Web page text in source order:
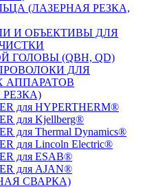
(ЛАЗЕРНАЯ РЕЗКА,
И ОБЪЕКТИВЫ ДЛЯ
ГОЛОВЫ (QBH, QD)
ДЛЯ
АППАРАТОВ
для HYPERTHERM®
для Kjellberg®
для Thermal Dynamics®
для Lincoln Electric®
для ESAB®
для AJAN®
СВАРКА)